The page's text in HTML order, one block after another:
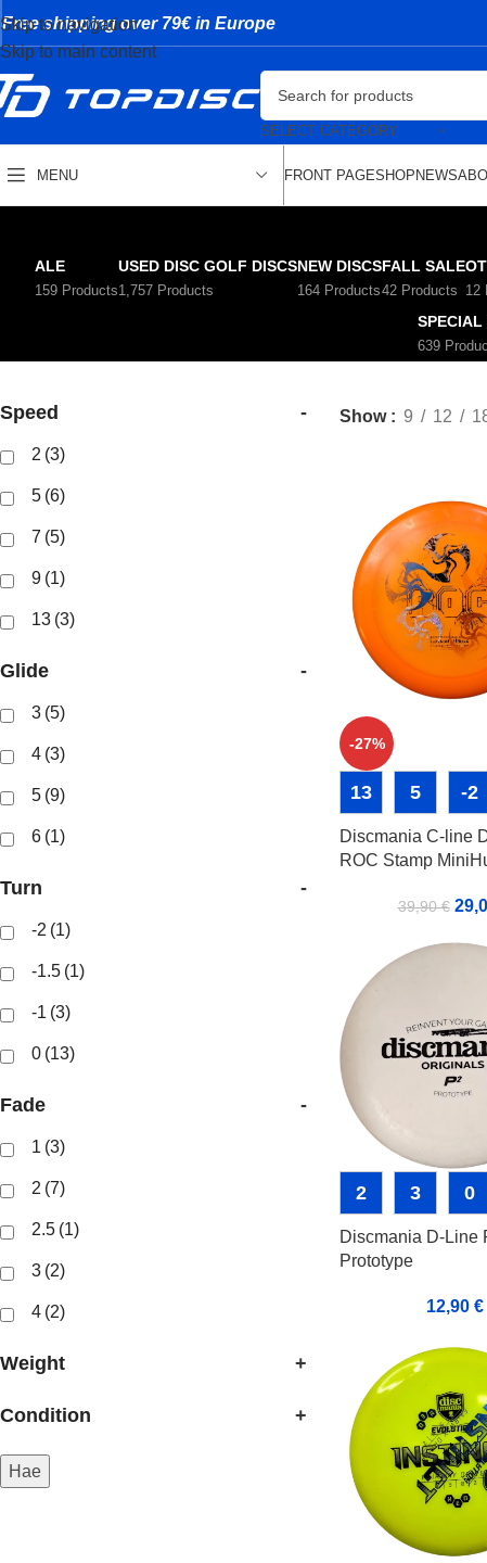
Skip to navigation
Skip to main content
Free shipping over 79€ in Europe
SELECT CATEGORY
MENU FRONT PAGESHOPNEWS
ALE
159 Products
USED DISC GOLF DISCS
1,757 Products
NEW DISCS
164 Products
FALL SALE
42 Products 12
SPECIAL
639
Speed -
2 (3)
5 (6)
7 (5)
9 (1)
13 (3)
Glide -
3 (5)
4 (3)
5 (9)
6 (1)
Turn -
-2 (1)
-1.5 (1)
-1 (3)
0 (13)
Fade -
1 (3)
2 (7)
2.5 (1)
3 (2)
4 (2)
Weight +
Condition +
Hae
Show 9 12
-27%
13 5 -2
Discmania C-line
ROC Stamp
39,90€
2 3 0
Discmania D-Line
Prototype
12,90 €